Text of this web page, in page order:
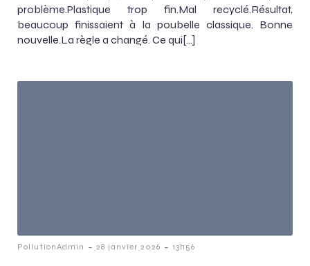
problème.Plastique trop fin.Mal recyclé.Résultat,
beaucoup finissaient à la poubelle classique. Bonne
nouvelle.La règle a changé. Ce qui[…]
PollutionAdmin - 28 janvier 2026 - 13h56